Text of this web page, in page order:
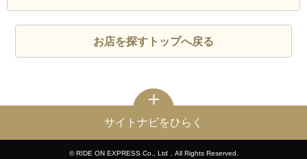
お店を探すトップへ戻る
サイトナビをひらく
© RIDE ON EXPRESS Co., Ltd．All Rights Reserved.